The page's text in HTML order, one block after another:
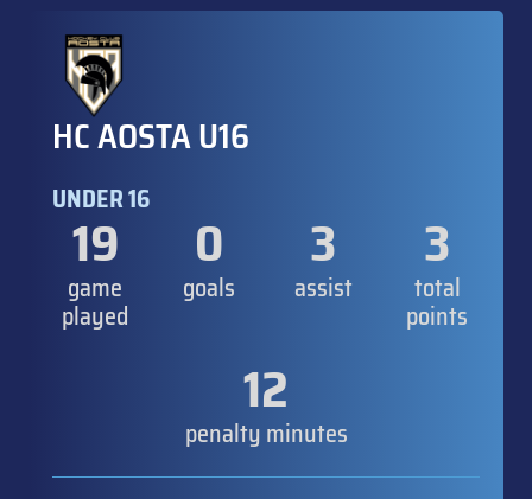
HC AOSTA U16
UNDER 16
19
game
played
0
goals
3
assist
3
total
points
12
penalty minutes